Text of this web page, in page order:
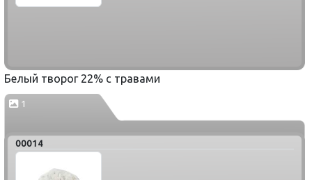
Белый творог 22% с травами
1
00014